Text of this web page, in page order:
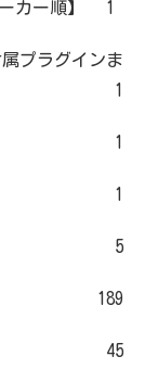
カー順】 1
プラグインま
1
1
1
5
189
45